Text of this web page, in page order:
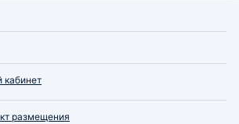
кабинет
размещения